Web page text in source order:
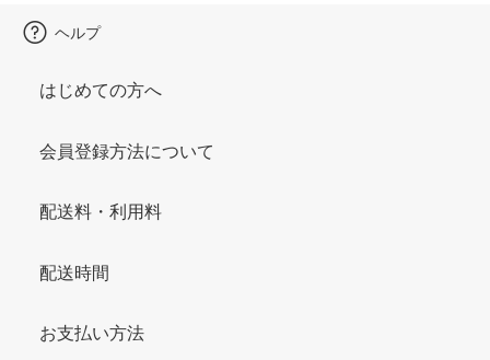
ヘルプ
はじめての方へ
会員登録方法について
配送料・利用料
配送時間
お支払い方法